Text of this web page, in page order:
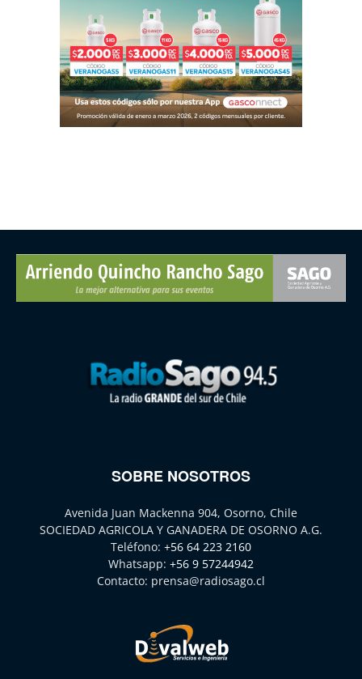
SOBRE NOSOTROS
Avenida Juan Mackenna 904, Osorno, Chile
SOCIEDAD AGRICOLA Y GANADERA DE OSORNO A.G.
Teléfono: +56 64 223 2160
Whatsapp: +56 9 57244942
Contacto: prensa@radiosago.cl